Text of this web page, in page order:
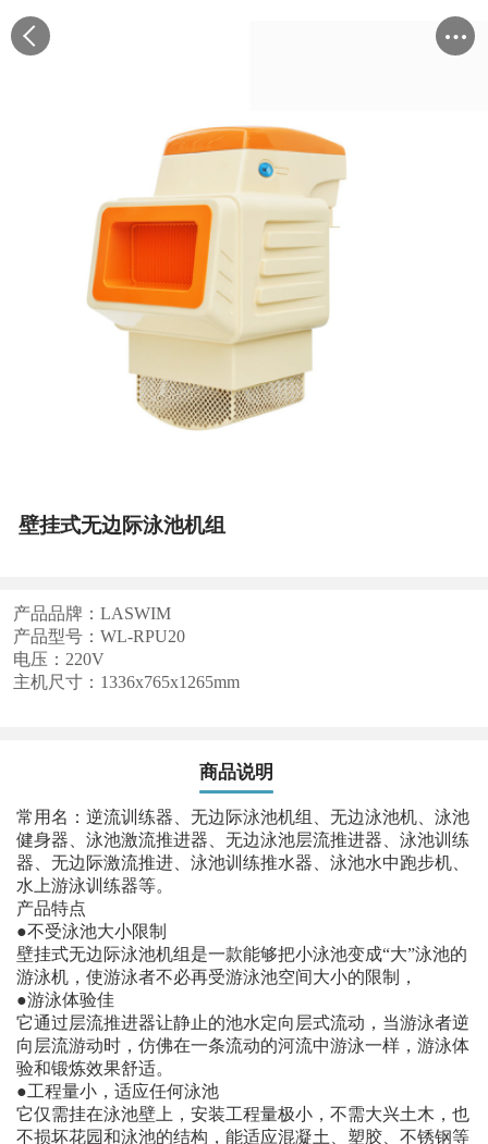
壁挂式无边际泳池机组
产品品牌：LASWIM
产品型号：WL-RPU20
电压：220V
主机尺寸：1336x765x1265mm
商品说明
常用名：逆流训练器、无边际泳池机组、无边泳池机、泳池
健身器、泳池激流推进器、无边泳池层流推进器、泳池训练
器、无边际激流推进、泳池训练推水器、泳池水中跑步机、
水上游泳训练器等。
产品特点
●不受泳池大小限制
壁挂式无边际泳池机组是一款能够把小泳池变成“大”泳池的
游泳机，使游泳者不必再受游泳池空间大小的限制，
●游泳体验佳
它通过层流推进器让静止的池水定向层式流动，当游泳者逆
向层流游动时，仿佛在一条流动的河流中游泳一样，游泳体
验和锻炼效果舒适。
●工程量小，适应任何泳池
它仅需挂在泳池壁上，安装工程量极小，不需大兴土木，也
不损坏花园和泳池的结构，能适应混凝土、塑胶、不锈钢等